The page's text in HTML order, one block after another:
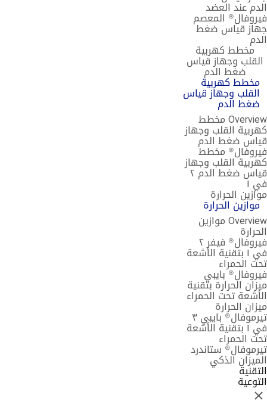
الدم عند العضد
فيروفال® المعصم
جهاز قياس ضغط
الدم
مخطط كهربية
القلب وجهاز قياس
ضغط الدم
مخطط كهربية
القلب وجهاز قياس
ضغط الدم
Overview مخطط
كهربية القلب وجهاز
قياس ضغط الدم
فيروفال® مخطط
كهربية القلب وجهاز
قياس ضغط الدم ٢
في ١
موازين الحرارة
موازين الحرارة
Overview موازين
الحرارة
فيروفال® فيفر ٢
في ١ بتقنية الأشعة
تحت الحمراء
فيروفال® بايبي
ميزان الحرارة بتقنية
الأشعة تحت الحمراء
ميزان الحرارة
تيرموفال® بايبي ٣
في ١ بتقنية الأشعة
تحت الحمراء
تيرموفال® ستاندرد
الميزان الذكي
التقنية
التوعية
إغلاق